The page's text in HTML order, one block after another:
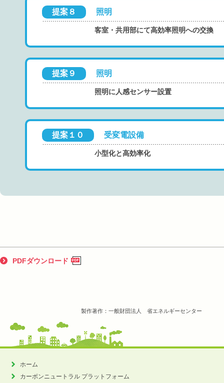
提案８ 照明
客室・共用部にて高効率照明への交換
提案９ 照明
照明に人感センサー設置
提案１０ 受変電設備
小型化と高効率化
PDFダウンロード
製作著作：一般財団法人 省エネルギーセンター
ホーム
カーボンニュートラル プラットフォーム